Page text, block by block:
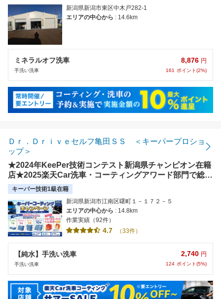
す】PayPay
新潟県新潟市東区中木戸282-1
エリアの中心から : 14.6km
ミネラルオフ洗車
手洗い洗車
8,876 円
161 ポイント(2%)
Ｄｒ．Ｄｒｉｖｅセルフ亀田ＳＳ ＜キーパープロショ
ップ＞
★2024年KeePer技術コンテスト新潟県チャンピオン在籍
店★2025楽天Car洗車・コーティングアワード部門で総合
満足度 新潟県エリア別ランキング 第３位受賞店★
キーパー技術1級在籍
新潟県新潟市江南区曙町１－１７２－５
エリアの中心から : 14.8km
作業実績（92件）
4.7 （33件）
【純水】手洗い洗車
手洗い洗車
2,740 円
124 ポイント(5%)